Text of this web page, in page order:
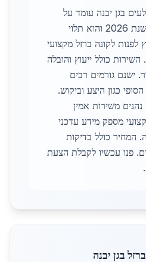
בגן יבנה עומד על
4200 שקלים לטון בשנת 2026 והוא תלוי
לפנות לקונה ברזל מקצועי
כולל ייעוץ והובלה
ישנם גורמים רבים
כגון היצע וביקוש.
נהנים משירות אמין
מספק מידע עדכני
המחיר כולל בדיקות
פנו עכשיו לקבלת הצעת
בגן יבנה